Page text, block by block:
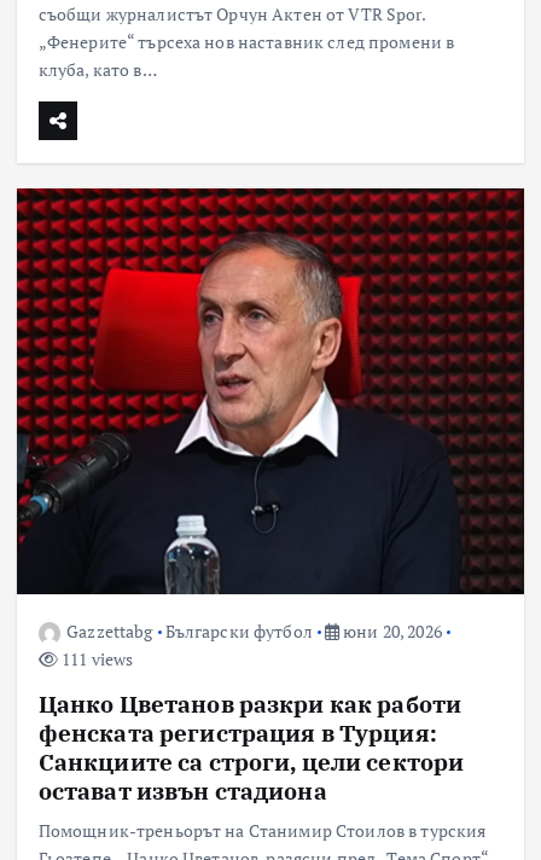
съобщи журналистът Орчун Актен от VTR Spor.
„Фенерите“ търсеха нов наставник след промени в
клуба, като в…
Gazzettabg Български футбол
юни 20, 2026
111 views
Цанко Цветанов разкри как работи
фенската регистрация в Турция:
Санкциите са строги, цели сектори
остават извън стадиона
Помощник-треньорът на Станимир Стоилов в турския